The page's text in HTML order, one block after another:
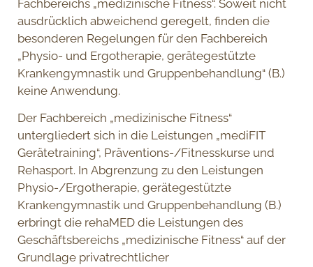
Fachbereichs „medizinische Fitness“. Soweit nicht
ausdrücklich abweichend geregelt, finden die
besonderen Regelungen für den Fachbereich
„Physio- und Ergotherapie, gerätegestützte
Krankengymnastik und Gruppenbehandlung“ (B.)
keine Anwendung.
Der Fachbereich „medizinische Fitness“
untergliedert sich in die Leistungen „mediFIT
Gerätetraining“, Präventions-/Fitnesskurse und
Rehasport. In Abgrenzung zu den Leistungen
Physio-/Ergotherapie, gerätegestützte
Krankengymnastik und Gruppenbehandlung (B.)
erbringt die rehaMED die Leistungen des
Geschäftsbereichs „medizinische Fitness“ auf der
Grundlage privatrechtlicher